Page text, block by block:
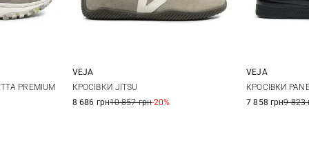
39
PREMIUM
37 38
VEJA
КРОСІВКИ JITSU
8 686 грн10 857 грн-20%
36
VEJA
КРОСІВКИ
7 858 грн9 823